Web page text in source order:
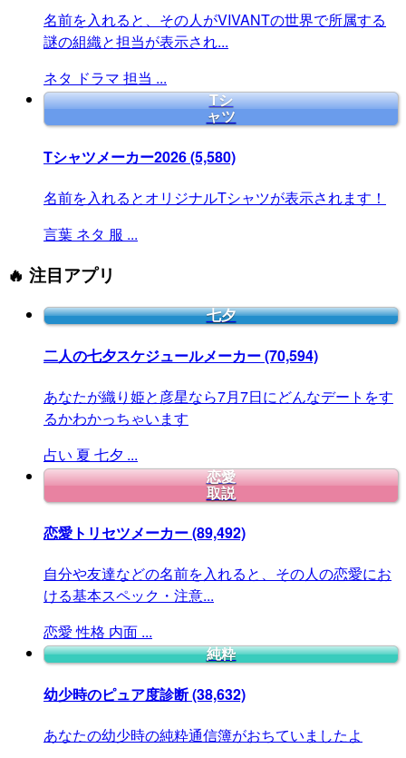
名前を入れると、その人がVIVANTの世界で所属する
謎の組織と担当が表示され...
ネタ ドラマ 担当 ...
Tシ
ャツ
Tシャツメーカー2026(5,580)
名前を入れるとオリジナルTシャツが表示されます！
言葉 ネタ 服 ...
🔥 注目アプリ
七夕
二人の七夕スケジュールメーカー(70,594)
あなたが織り姫と彦星なら7月7日にどんなデートをす
るかわかっちゃいます
占い 夏 七夕 ...
恋愛
取説
恋愛トリセツメーカー(89,492)
自分や友達などの名前を入れると、その人の恋愛にお
ける基本スペック・注意...
恋愛 性格 内面 ...
純粋
幼少時のピュア度診断(38,632)
あなたの幼少時の純粋通信簿がおちていましたよ